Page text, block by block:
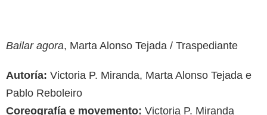
Bailar agora, Marta Alonso Tejada / Traspediante
Autoría: Victoria P. Miranda, Marta Alonso Tejada e
Pablo Reboleiro
Coreografía e movemento: Victoria P. Miranda